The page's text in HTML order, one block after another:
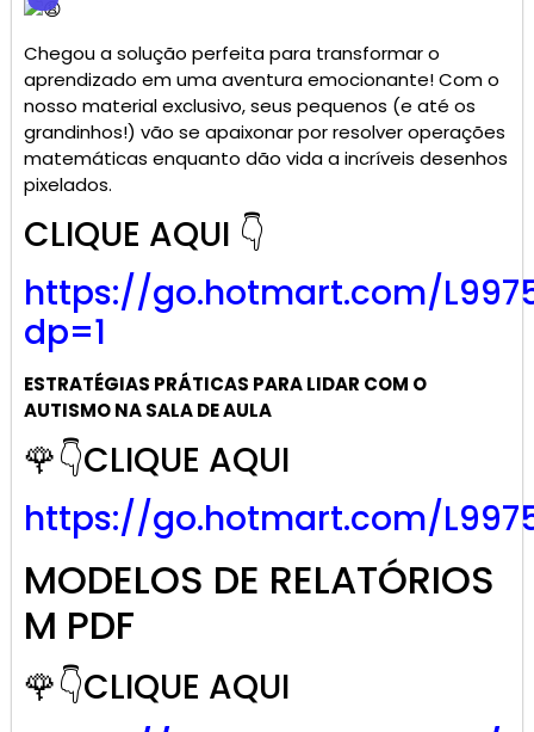
Chegou a solução perfeita para transformar o
aprendizado em uma aventura emocionante! Com o
nosso material exclusivo, seus pequenos (e até os
grandinhos!) vão se apaixonar por resolver operações
matemáticas enquanto dão vida a incríveis desenhos
pixelados.
CLIQUE AQUI 👇
https://go.hotmart.com/
dp=1
ESTRATÉGIAS PRÁTICAS PARA LIDAR COM O
AUTISMO NA SALA DE AULA
🌹👇CLIQUE AQUI
https://go.hotmart.com/
MODELOS DE RELATÓRIOS
M PDF
🌹👇CLIQUE AQUI